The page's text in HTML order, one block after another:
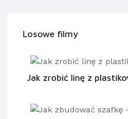
Losowe filmy
Jak zrobić linę z